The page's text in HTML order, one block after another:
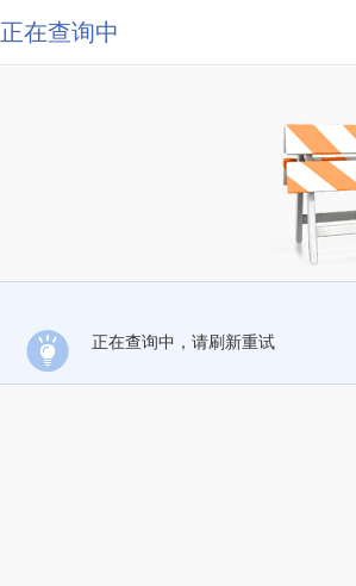
正在查询中
正在查询中，请刷新重试